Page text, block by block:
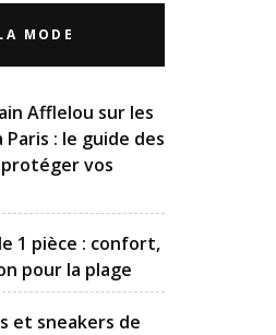
MODE
Afflelou sur les
Paris : le guide des
vos
1 pièce : confort,
pour la plage
et sneakers de